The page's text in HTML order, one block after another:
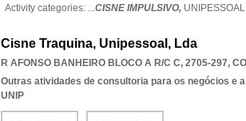
Activity categories: ...CISNE IMPULSIVO, UNIPESSOAL
Cisne Traquina, Unipessoal, Lda
R AFONSO BANHEIRO BLOCO A R/C C, 2705-297,
Outras atividades de consultoria para os negócios e
UNIP